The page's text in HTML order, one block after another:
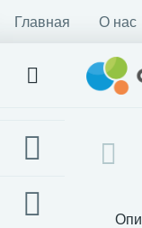
Главная О нас